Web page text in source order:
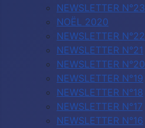
NEWSLETTER N°23
NOËL 2020
NEWSLETTER N°22
NEWSLETTER N°21
NEWSLETTER N°20
NEWSLETTER N°19
NEWSLETTER N°18
NEWSLETTER N°17
NEWSLETTER N°16